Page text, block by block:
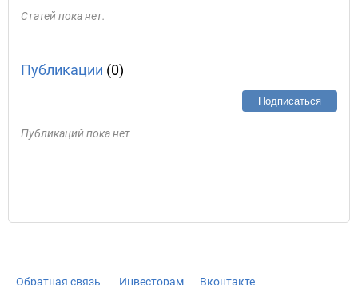
Статей пока нет.
Публикации (0)
Подписаться
Публикаций пока нет
Обратная связь Инвесторам Вконтакте